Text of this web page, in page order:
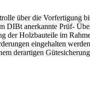
über die Vorfertigung
DIBt anerkannte Prüf-
der Holzbauteile im
eingehalten
derartigen